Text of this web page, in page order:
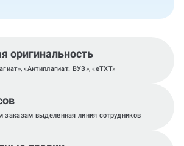
оригинальность
«Антиплагиат. ВУЗ», «eTXT»
заказам выделенная линия сотрудников